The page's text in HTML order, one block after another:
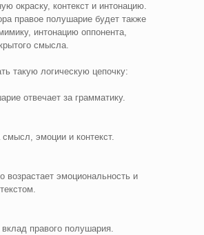
окраску, контекст и интонацию.
правое полушарие будет также
интонацию оппонента,
смысла.
такую логическую цепочку:
отвечает за грамматику.
эмоции и контекст.
возрастает эмоциональность и
правого полушария.